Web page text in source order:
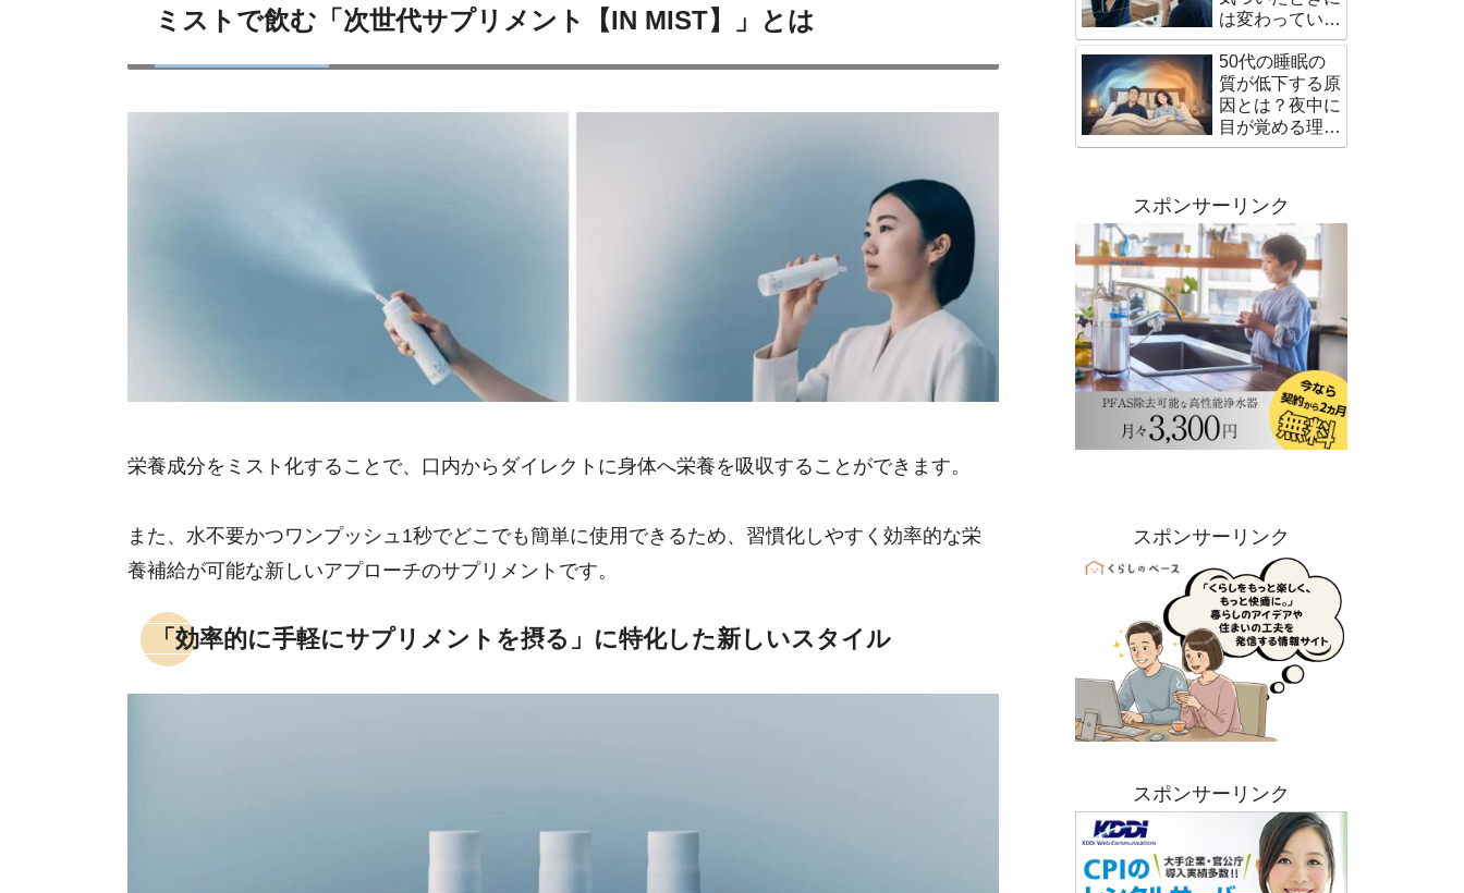
ミストで飲む「次世代サプリメント【IN MIST】」とは
栄養成分をミスト化することで、口内からダイレクトに身体へ栄養を吸収することができます。
また、水不要かつワンプッシュ1秒でどこでも簡単に使用できるため、習慣化しやすく効率的な栄
養補給が可能な新しいアプローチのサプリメントです。
「効率的に手軽にサプリメントを摂る」に特化した新しいスタイル
は変わっている
髪の悩みと対策
50代の睡眠の
質が低下する原
因とは？夜中に
目が覚める理由
と対策
スポンサーリンク
スポンサーリンク
スポンサーリンク